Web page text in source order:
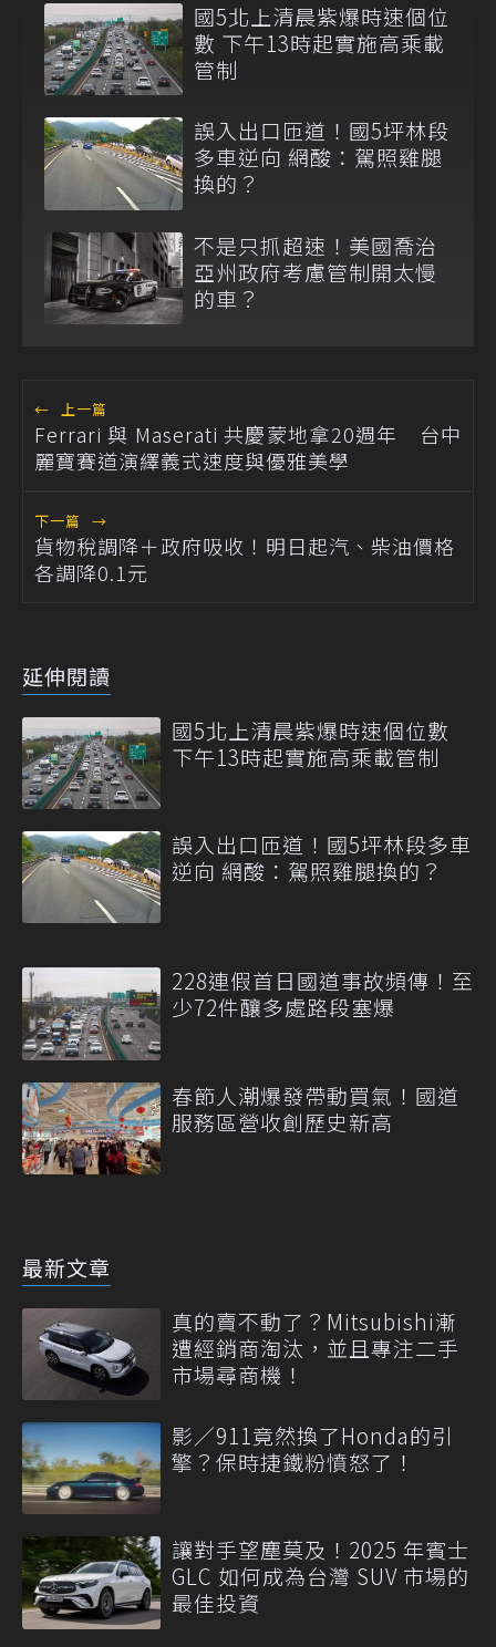
國5北上清晨紫爆時速個位
數 下午13時起實施高乘載
管制
誤入出口匝道！國5坪林段
多車逆向 網酸：駕照雞腿
換的？
不是只抓超速！美國喬治
亞州政府考慮管制開太慢
的車？
← 上一篇
Ferrari 與 Maserati 共慶蒙地拿20週年 台中
麗寶賽道演繹義式速度與優雅美學
下一篇 →
貨物稅調降＋政府吸收！明日起汽、柴油價格
各調降0.1元
延伸閱讀
國5北上清晨紫爆時速個位數
下午13時起實施高乘載管制
誤入出口匝道！國5坪林段多車
逆向 網酸：駕照雞腿換的？
228連假首日國道事故頻傳！至
少72件釀多處路段塞爆
春節人潮爆發帶動買氣！國道
服務區營收創歷史新高
最新文章
真的賣不動了？Mitsubishi漸
遭經銷商淘汰，並且專注二手
市場尋商機！
影／911竟然換了Honda的引
擎？保時捷鐵粉憤怒了！
讓對手望塵莫及！2025 年賓士
GLC 如何成為台灣 SUV 市場的
最佳投資